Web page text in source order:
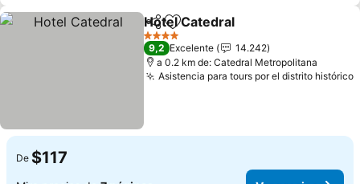
CompartirAgregar a favoritos
Hotel Catedral
4 Estrellas
9,2 Excelente
14.242
a 0.2 km de: Catedral Metropolitana
Asistencia para tours por el distrito histórico
De $117